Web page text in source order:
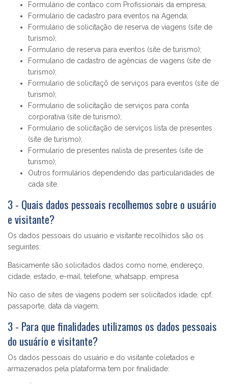
Formulário de contaco com Profissionais da empresa;
Formulário de cadastro para eventos na Agenda;
Formulário de solicitação de reserva de viagens (site de
turismo);
Formulario de reserva para eventos (site de turismo);
Formulario de cadastro de agências de viagens (site de
turismo);
Formulario de solicitaçõ de serviços para eventos (site de
turismo);
Formulario de solicitação de serviços para conta
corporativa (site de turismo);
Formulario de solicitação de serviços lista de presentes
(site de turismo);
Formulario de presentes nalista de presentes (site de
turismo);
Outros formulários dependendo das particularidades de
cada site.
3 - Quais dados pessoais recolhemos sobre o usuário
e visitante?
Os dados pessoais do usuário e visitante recolhidos são os
seguintes:
Basicamente são solicitados dados como nome, endereço,
cidade, estado, e-mail, telefone, whatsapp, empresa
No caso de sites de viagens podem ser solicitados idade, cpf,
passaporte, data da viagem,
3 - Para que finalidades utilizamos os dados pessoais
do usuário e visitante?
Os dados pessoais do usuário e do visitante coletados e
armazenados pela plataforma tem por finalidade: